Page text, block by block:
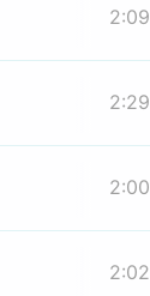
2:09
2:29
2:00
2:02